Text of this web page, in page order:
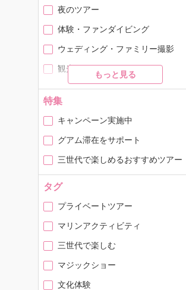
夜のツアー
体験・ファンダイビング
ウェディング・ファミリー撮影
観光・カルチャー
レンタカー・送迎サービス
スパ・マッサージ
短期留学・ホームステイ・英会話
グアムのお土産
もっと見る
特集
キャンペーン実施中
グアム滞在をサポート
三世代で楽しめるおすすめツアー
タグ
プライベートツアー
マリンアクティビティ
三世代で楽しむ
マジックショー
文化体験